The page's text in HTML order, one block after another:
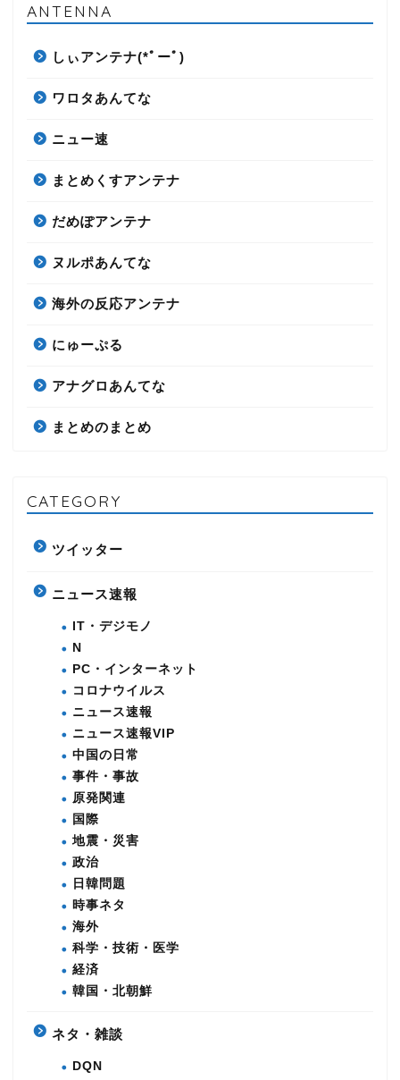
ANTENNA
しぃアンテナ(*ﾟーﾟ)
ワロタあんてな
ニュー速
まとめくすアンテナ
だめぽアンテナ
ヌルポあんてな
海外の反応アンテナ
にゅーぷる
アナグロあんてな
まとめのまとめ
CATEGORY
ツイッター
ニュース速報
IT・デジモノ
N
PC・インターネット
コロナウイルス
ニュース速報
ニュース速報VIP
中国の日常
事件・事故
原発関連
国際
地震・災害
政治
日韓問題
時事ネタ
海外
科学・技術・医学
経済
韓国・北朝鮮
ネタ・雑談
DQN